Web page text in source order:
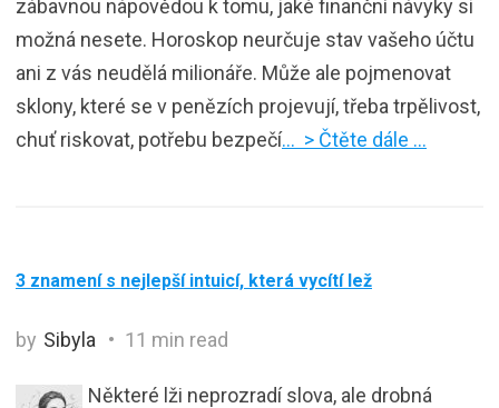
zábavnou nápovědou k tomu, jaké finanční návyky si
možná nesete. Horoskop neurčuje stav vašeho účtu
ani z vás neudělá milionáře. Může ale pojmenovat
sklony, které se v penězích projevují, třeba trpělivost,
chuť riskovat, potřebu bezpečí… > Čtěte dále …
3 znamení s nejlepší intuicí, která vycítí lež
by Sibyla 11 min read
Některé lži neprozradí slova, ale drobná